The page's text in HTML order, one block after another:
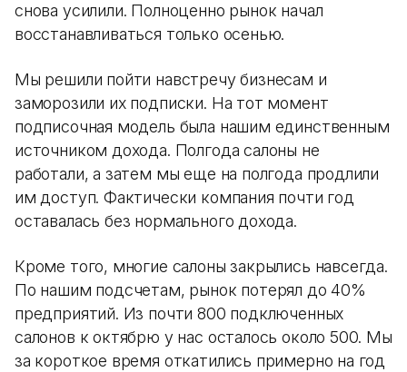
снова усилили. Полноценно рынок начал
восстанавливаться только осенью.
Мы решили пойти навстречу бизнесам и
заморозили их подписки. На тот момент
подписочная модель была нашим единственным
источником дохода. Полгода салоны не
работали, а затем мы еще на полгода продлили
им доступ. Фактически компания почти год
оставалась без нормального дохода.
Кроме того, многие салоны закрылись навсегда.
По нашим подсчетам, рынок потерял до 40%
предприятий. Из почти 800 подключенных
салонов к октябрю у нас осталось около 500. Мы
за короткое время откатились примерно на год